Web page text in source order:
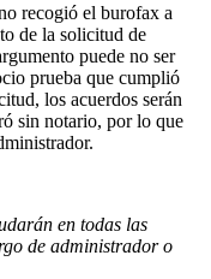
recogió el burofax a
de la solicitud de
puede no ser
prueba que cumplió
los acuerdos serán
sin notario, por lo que
en todas las
de administrador o